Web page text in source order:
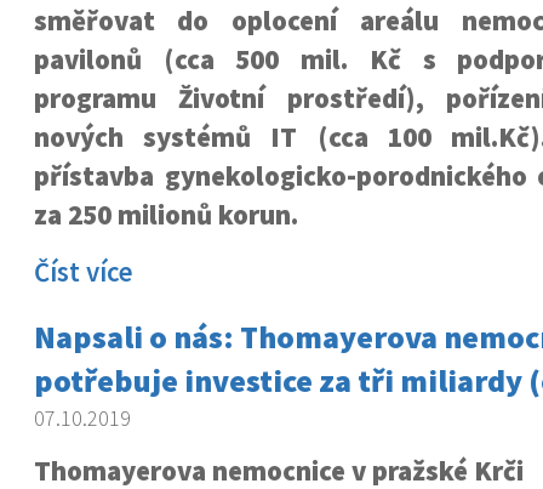
směřovat do oplocení areálu
pavilonů (cca 500 mil. Kč s
programu Životní prostředí),
nových systémů IT (cca 100
přístavba gynekologicko-porodnického
za 250 milionů korun.
Číst více
Napsali o nás: Thomayerova
potřebuje investice za tři miliardy
07.10.2019
Thomayerova nemocnice v pražské Krči